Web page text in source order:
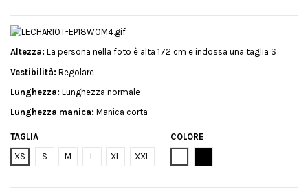
Altezza: La persona nella foto è alta 172 cm e indossa una taglia S
Vestibilità: Regolare
Lunghezza: Lunghezza normale
Lunghezza manica: Manica corta
TAGLIA
XS
S M L XL XXL
COLORE